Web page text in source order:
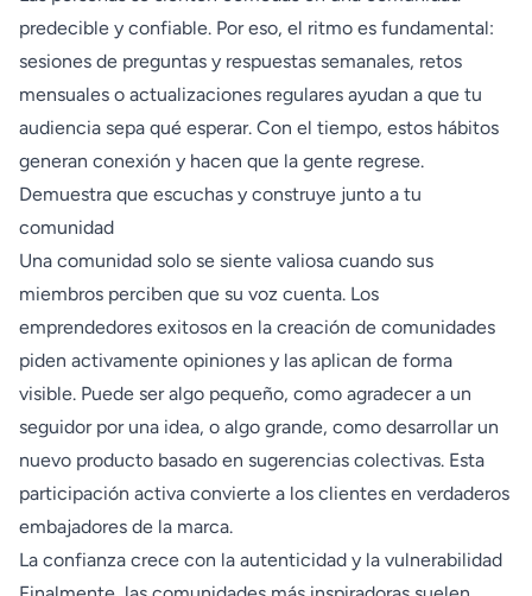
predecible y confiable. Por eso, el ritmo es fundamental:
sesiones de preguntas y respuestas semanales, retos
mensuales o actualizaciones regulares ayudan a que tu
audiencia sepa qué esperar. Con el tiempo, estos hábitos
generan conexión y hacen que la gente regrese.
Demuestra que escuchas y construye junto a tu
comunidad
Una comunidad solo se siente valiosa cuando sus
miembros perciben que su voz cuenta. Los
emprendedores exitosos en la creación de comunidades
piden activamente opiniones y las aplican de forma
visible. Puede ser algo pequeño, como agradecer a un
seguidor por una idea, o algo grande, como desarrollar un
nuevo producto basado en sugerencias colectivas. Esta
participación activa convierte a los clientes en verdaderos
embajadores de la marca.
La confianza crece con la autenticidad y la vulnerabilidad